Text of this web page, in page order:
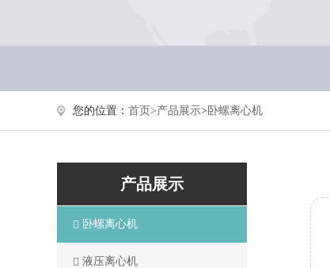
您的位置： 首页>产品展示> 卧螺离心机
产品展示
卧螺离心机
液压离心机